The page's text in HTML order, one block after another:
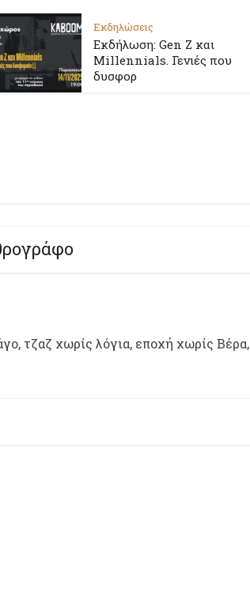
Εκδηλώσεις
Εκδήλωση: Gen Z και
Millennials. Γενιές που
δυσφορ
τζαζ χωρίς λόγια, εποχή χωρίς Βέρα,